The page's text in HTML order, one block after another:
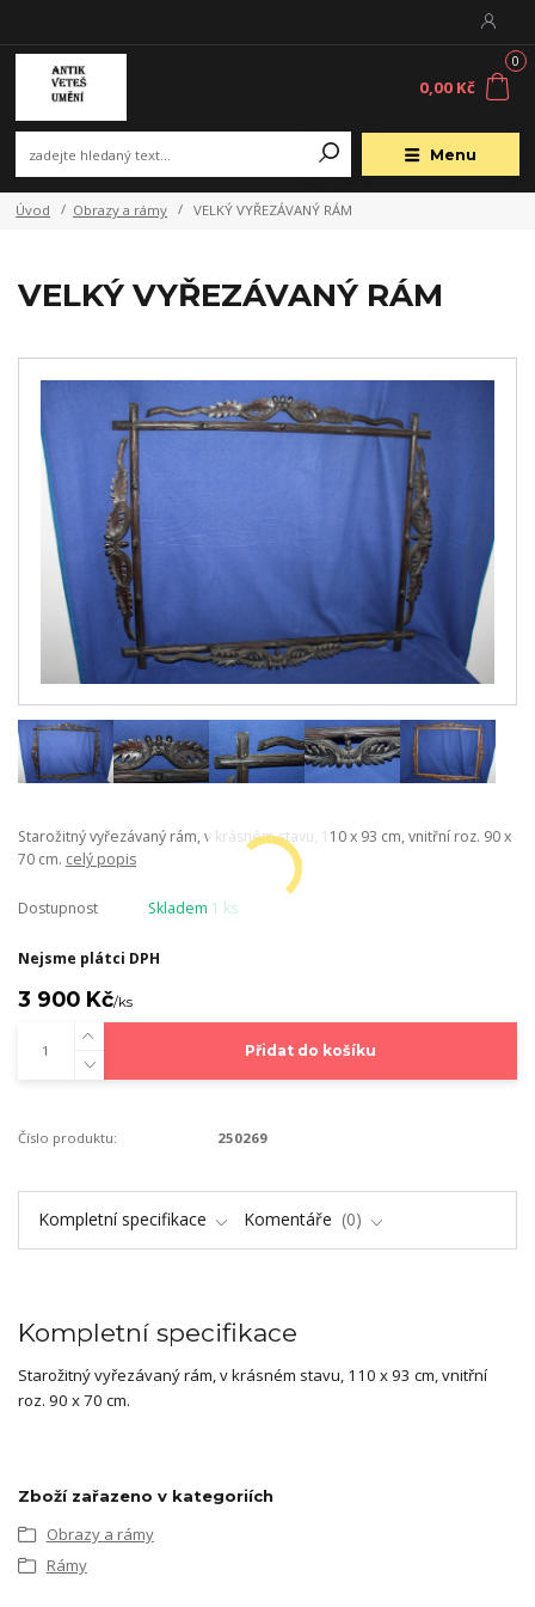
Menu
0
0,00 Kč
Úvod Obrazy a rámy VELKÝ VYŘEZÁVANÝ RÁM
VELKÝ VYŘEZÁVANÝ RÁM
Starožitný vyřezávaný rám, v krásném stavu, 110 x 93 cm, vnitřní roz. 90 x
70 cm. celý popis
Dostupnost Skladem 1 ks
Nejsme plátci DPH
3 900 Kč/ks
Přidat do košíku
Číslo produktu: 250269
Kompletní specifikace Komentáře 0
Kompletní specifikace
Starožitný vyřezávaný rám, v krásném stavu, 110 x 93 cm, vnitřní
roz. 90 x 70 cm.
Zboží zařazeno v kategoriích
Obrazy a rámy
Rámy